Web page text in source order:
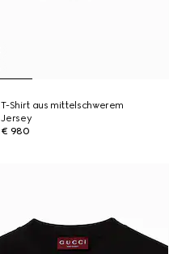
T-Shirt aus mittelschwerem
Jersey
€ 980